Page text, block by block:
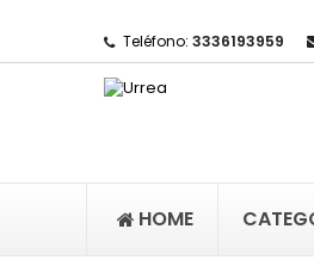
Teléfono: 3336193959
HOME